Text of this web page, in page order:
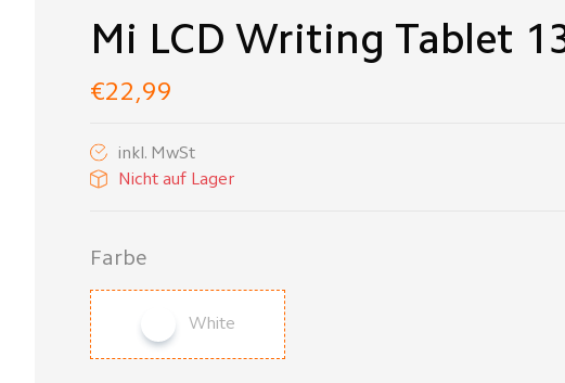
Mi LCD Writing Tablet
€22,99
inkl. MwSt
Nicht auf Lager
Farbe
White